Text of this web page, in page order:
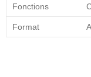
Fonctions
Format